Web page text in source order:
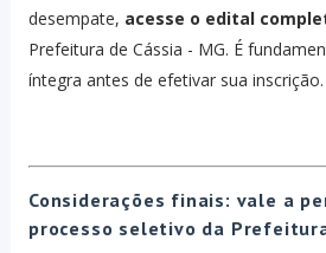
desempate, acesse o edital
Prefeitura de Cássia - MG. É
íntegra antes de efetivar sua inscrição.
Considerações finais: vale a
processo seletivo da